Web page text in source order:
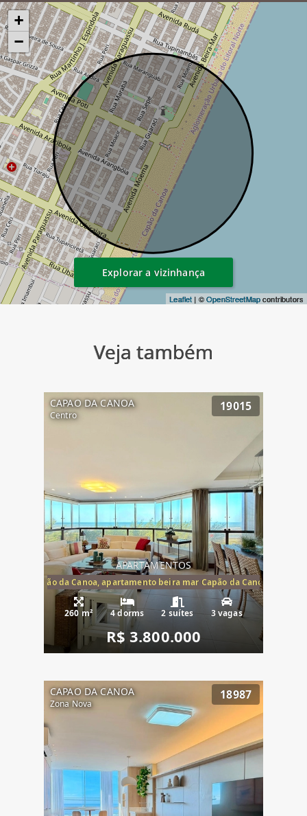
+
−
Leaflet | ©OpenStreetMapcontributors
Explorar a vizinhança
Veja também
CAPAO DA CANOA
Centro
19015
APARTAMENTOS
mar Capão da Canoa, apartamento beira mar Capão da Canoa,
260 m² 4 dorms 2 suítes 3 vagas
R$ 3.800.000
CAPAO DA CANOA
Zona Nova
18987